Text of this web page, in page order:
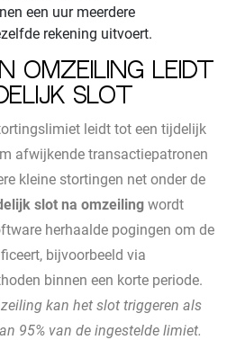
een uur meerdere
rekening uitvoert.
omzeiling leidt
slot
leidt tot een tijdelijk
afwijkende transactiepatronen
kleine stortingen net onder de
slot na omzeiling wordt
herhaalde pogingen om de
bijvoorbeeld via
binnen een korte periode.
kan het slot triggeren als
95% van de ingestelde limiet.